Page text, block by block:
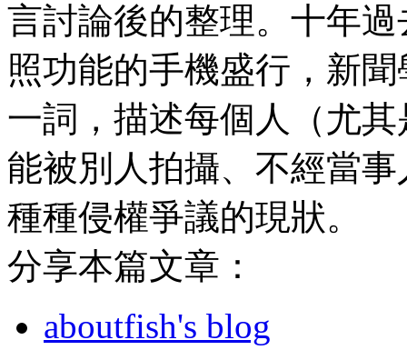
言討論後的整理。十年
照功能的手機盛行，新
一詞，描述每個人（尤
能被別人拍攝、不經當
種種侵權爭議的現狀。
分享本篇文章：
aboutfish's blog